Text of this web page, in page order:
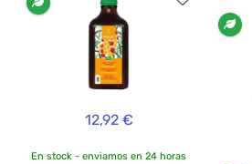
12,92 €
En stock - enviamos en 24 horas